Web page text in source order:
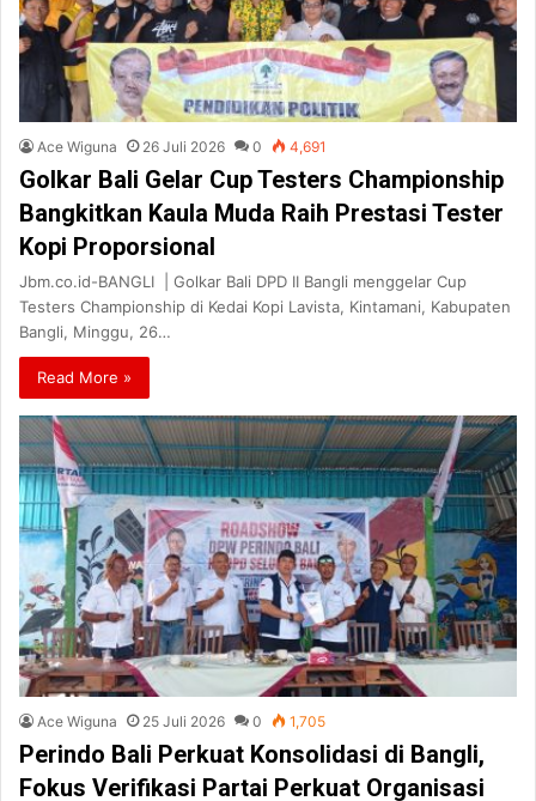
Ace Wiguna 26 Juli 2026 0 4,691
Golkar Bali Gelar Cup Testers Championship
Bangkitkan Kaula Muda Raih Prestasi Tester
Kopi Proporsional
Jbm.co.id-BANGLI | Golkar Bali DPD II Bangli menggelar Cup
Testers Championship di Kedai Kopi Lavista, Kintamani, Kabupaten
Bangli, Minggu, 26…
Read More »
Ace Wiguna 25 Juli 2026 0 1,705
Perindo Bali Perkuat Konsolidasi di Bangli,
Fokus Verifikasi Partai Perkuat Organisasi